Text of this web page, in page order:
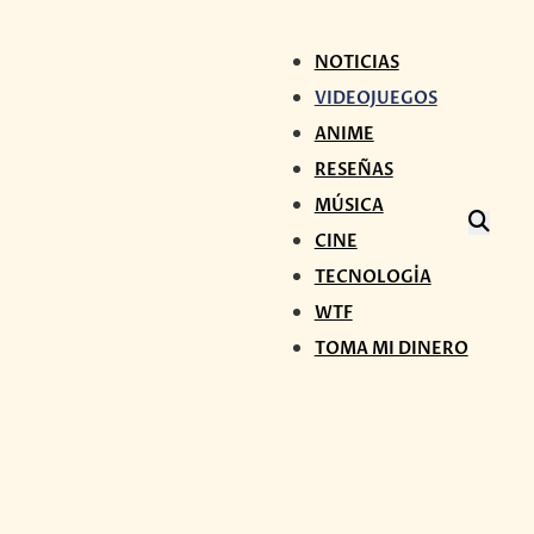
NOTICIAS
VIDEOJUEGOS
ANIME
RESEÑAS
MÚSICA
CINE
TECNOLOGÍA
WTF
TOMA MI DINERO